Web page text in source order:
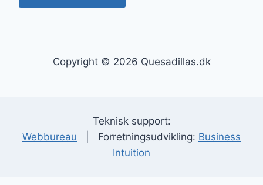
Copyright © 2026 Quesadillas.dk
Teknisk support:
Webbureau | Forretningsudvikling: Business
Intuition